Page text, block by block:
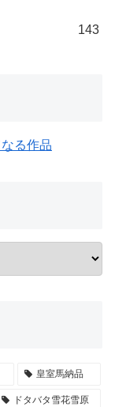
143
る作品
皇室馬納品
ドタバタ雪花雪原